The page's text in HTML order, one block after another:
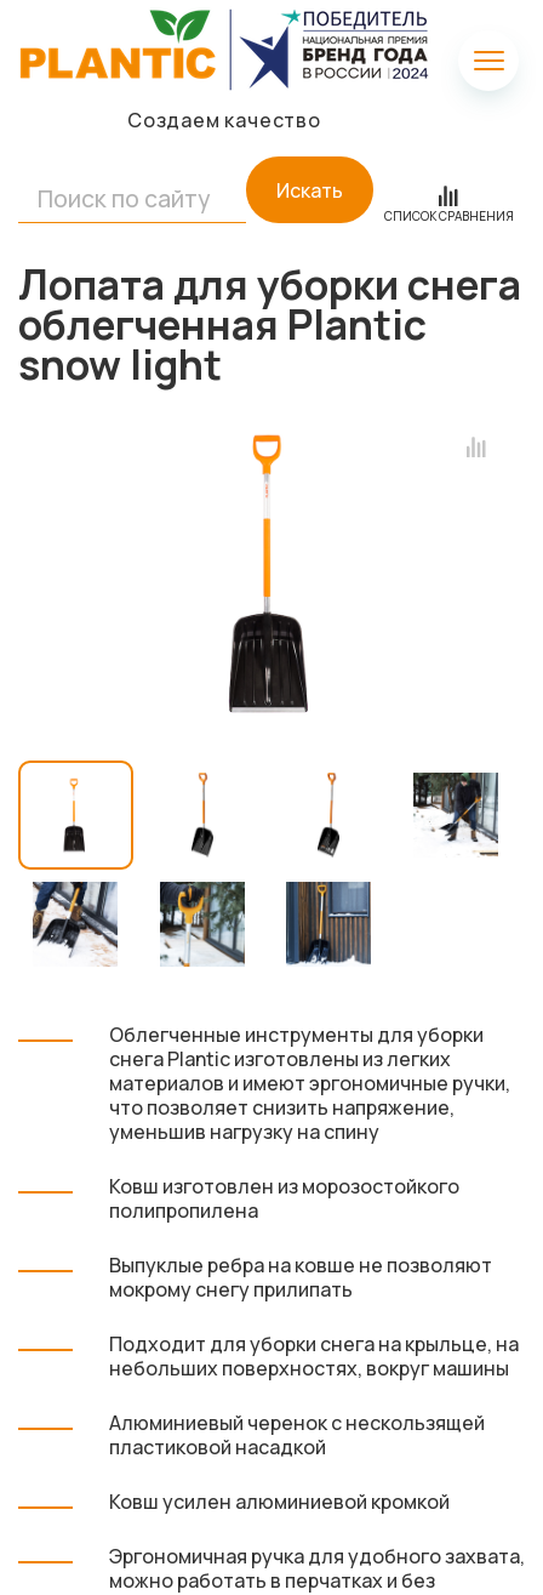
Создаем качество
Искать
СПИСОК СРАВНЕНИЯ
Лопата для уборки снега
облегченная Plantic
snow light
Облегченные инструменты для уборки
снега Plantic изготовлены из легких
материалов и имеют эргономичные ручки,
что позволяет снизить напряжение,
уменьшив нагрузку на спину
Ковш изготовлен из морозостойкого
полипропилена
Выпуклые ребра на ковше не позволяют
мокрому снегу прилипать
Подходит для уборки снега на крыльце, на
небольших поверхностях, вокруг машины
Алюминиевый черенок с нескользящей
пластиковой насадкой
Ковш усилен алюминиевой кромкой
Эргономичная ручка для удобного захвата,
можно работать в перчатках и без